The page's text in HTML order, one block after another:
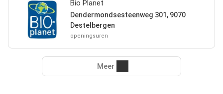
Bio Planet
Dendermondsesteenweg 301, 9070
Destelbergen
openingsuren
Meer